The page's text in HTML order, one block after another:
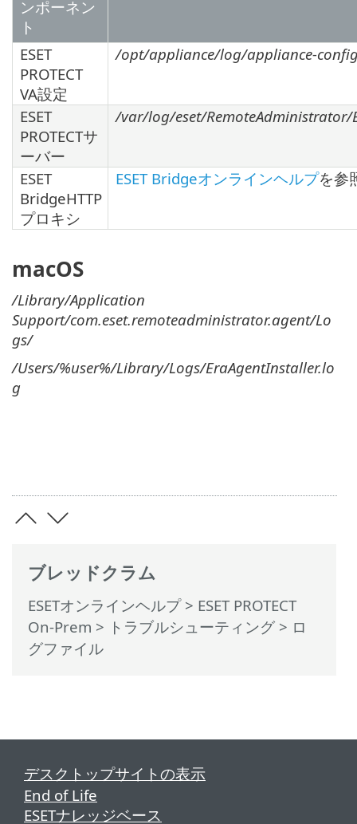
ブレッドクラム
ESETオンラインヘルプ> ESET PROTECT
On-Prem > トラブルシューティング > ロ
グファイル
ンポーネン
ト
ESET
PROTECT
VA設定
/opt/appliance/log/appliance-
ESET
PROTECTサ
ーバー
/var/log/eset/RemoteAdministrator/
ESET
BridgeHTTP
プロキシ
ESET Bridgeオンラインヘルプを参
macOS
/Library/Application
Support/com.eset.remoteadministrator.agent/Lo
gs/
/Users/%user%/Library/Logs/EraAgentInstaller.lo
g
デスクトップサイトの表示
End of Life
ESETナレッジベース